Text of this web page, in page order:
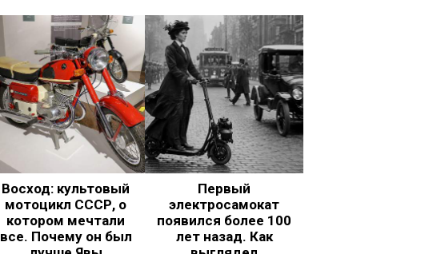
Восход: культовый
мотоцикл СССР, о
котором мечтали
все. Почему он был
Первый
электросамокат
появился более 100
лет назад. Как